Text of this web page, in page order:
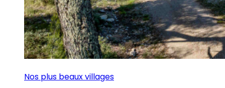
Nos plus beaux villages